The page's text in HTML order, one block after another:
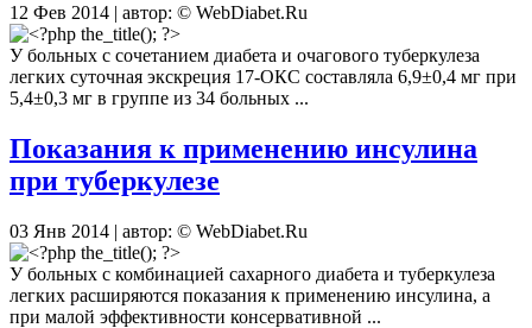
12 Фев 2014 | автор: © WebDiabet.Ru
У больных с сочетанием диабета и очагового туберкулеза
легких суточная экскреция 17-ОКС составляла 6,9±0,4 мг при
5,4±0,3 мг в группе из 34 больных ...
Показания к применению инсулина
при туберкулезе
03 Янв 2014 | автор: © WebDiabet.Ru
У больных с комбинацией сахарного диабета и туберкулеза
легких расширяются показания к применению инсулина, а
при малой эффективности консервативной ...